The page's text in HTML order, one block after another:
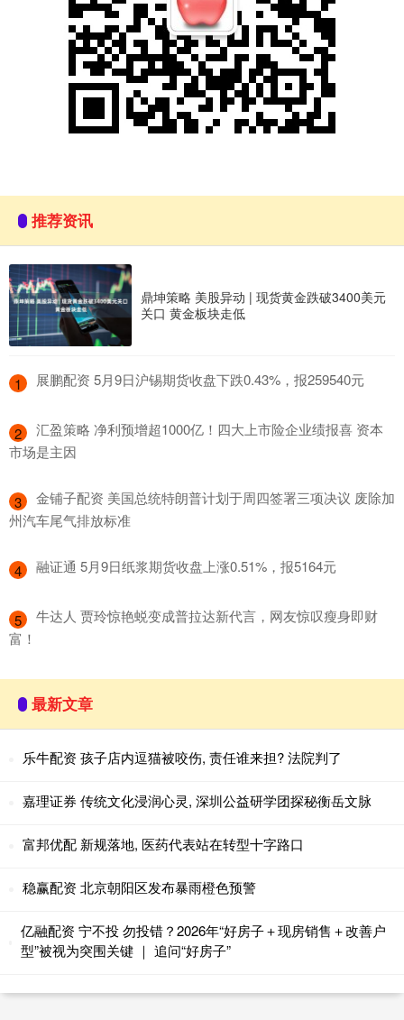
推荐资讯
鼎坤策略 美股异动 | 现货黄金跌破3400美元
关口 黄金板块走低
1 ​展鹏配资 5月9日沪锡期货收盘下跌0.43%，报259540元
2
​汇盈策略 净利预增超1000亿！四大上市险企业绩报喜 资本
市场是主因
3
​金铺子配资 美国总统特朗普计划于周四签署三项决议 废除加
州汽车尾气排放标准
4 ​融证通 5月9日纸浆期货收盘上涨0.51%，报5164元
5
​牛达人 贾玲惊艳蜕变成普拉达新代言，网友惊叹瘦身即财
富！
最新文章
乐牛配资 孩子店内逗猫被咬伤, 责任谁来担? 法院判了
嘉理证券 传统文化浸润心灵, 深圳公益研学团探秘衡岳文脉
富邦优配 新规落地, 医药代表站在转型十字路口
稳赢配资 北京朝阳区发布暴雨橙色预警
亿融配资 宁不投 勿投错？2026年“好房子＋现房销售＋改善户
型”被视为突围关键 ｜ 追问“好房子”